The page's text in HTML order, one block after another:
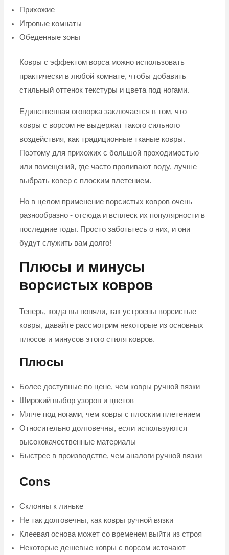
Прихожие
Игровые комнаты
Обеденные зоны
Ковры с эффектом ворса можно использовать
практически в любой комнате, чтобы добавить
стильный оттенок текстуры и цвета под ногами.
Единственная оговорка заключается в том, что
ковры с ворсом не выдержат такого сильного
воздействия, как традиционные тканые ковры.
Поэтому для прихожих с большой проходимостью
или помещений, где часто проливают воду, лучше
выбрать ковер с плоским плетением.
Но в целом применение ворсистых ковров очень
разнообразно - отсюда и всплеск их популярности в
последние годы. Просто заботьтесь о них, и они
будут служить вам долго!
Плюсы и минусы
ворсистых ковров
Теперь, когда вы поняли, как устроены ворсистые
ковры, давайте рассмотрим некоторые из основных
плюсов и минусов этого стиля ковров.
Плюсы
Более доступные по цене, чем ковры ручной вязки
Широкий выбор узоров и цветов
Мягче под ногами, чем ковры с плоским плетением
Относительно долговечны, если используются
высококачественные материалы
Быстрее в производстве, чем аналоги ручной вязки
Cons
Склонны к линьке
Не так долговечны, как ковры ручной вязки
Клеевая основа может со временем выйти из строя
Некоторые дешевые ковры с ворсом источают